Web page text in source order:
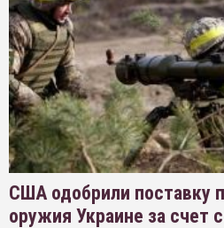
США одобрили поставку
оружия Украине за счет